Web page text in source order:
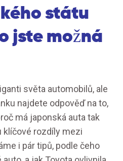
státu
jste možná
světa automobilů, ale
najdete odpověď na to,
má japonská auta tak
klíčové rozdíly mezi
i pár tipů, podle čeho